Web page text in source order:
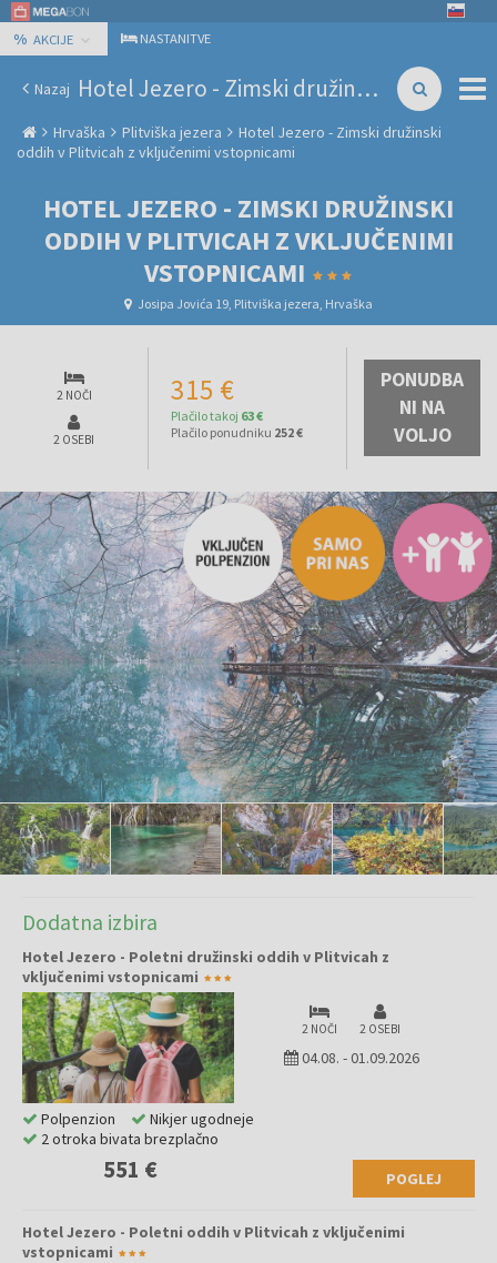
% AKCIJE NASTANITVE
Nazaj Hotel Jezero - Zimski družinski oddih v Plitvicah z vključenimi vstopnicami
Hrvaška Plitviška jezera
Hotel Jezero - Zimski družinski
oddih v Plitvicah z vključenimi vstopnicami
HOTEL JEZERO - ZIMSKI DRUŽINSKI
ODDIH V PLITVICAH Z VKLJUČENIMI
VSTOPNICAMI
Josipa Jovića 19, Plitviška jezera, Hrvaška
2 NOČI
2 OSEBI
315 €
Plačilo takoj 63 €
Plačilo ponudniku 252 €
PONUDBA
NI NA
VOLJO
Dodatna izbira
Hotel Jezero - Poletni družinski oddih v Plitvicah z
vključenimi vstopnicami
2 NOČI 2 OSEBI
04.08. -01.09.2026
551 € POGLEJ
Polpenzion
Nikjer ugodneje
2 otroka bivata brezplačno
Hotel Jezero - Poletni oddih v Plitvicah z vključenimi
vstopnicami